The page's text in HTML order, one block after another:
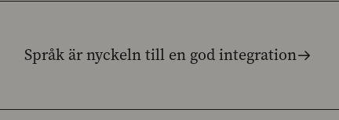
Språk är nyckeln till en god integration